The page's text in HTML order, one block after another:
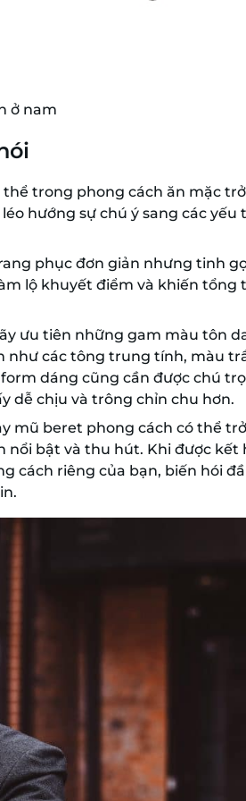
ở nam
trong phong cách ăn mặc
hướng sự chú ý sang các yếu
phục đơn giản nhưng tinh
lộ khuyết điểm và khiến tổng
ưu tiên những gam màu tôn
như các tông trung tính, màu
dáng cũng cần được chú
dễ chịu và trông chỉn chu hơn.
mũ beret phong cách có thể trở
bật và thu hút. Khi được kết
cách riêng của bạn, biến hói